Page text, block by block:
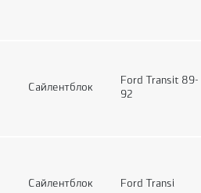
Сайлентблок
Ford Transit 89-
92
Сайлентблок Ford Transi